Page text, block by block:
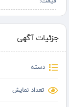
جزئیات آگهی
دسته
تعداد نمایش